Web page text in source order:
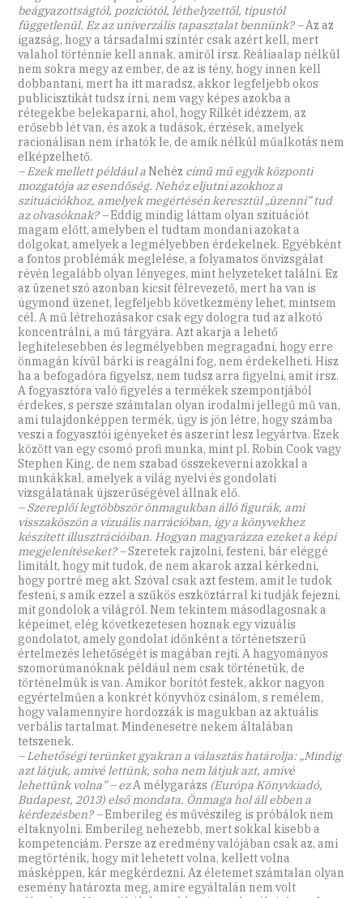
beágyazottságtól, pozíciótól, léthelyzettől, típustól
függetlenül. Ez az univerzális tapasztalat bennünk? –Az az
igazság, hogy a társadalmi színtér csak azért kell, mert
valahol történnie kell annak, amiről írsz. Reáliaalap nélkül
nem sokra megy az ember, de az is tény, hogy innen kell
dobbantani, mert ha itt maradsz, akkor legfeljebb okos
publicisztikát tudsz írni, nem vagy képes azokba a
rétegekbe belekaparni, ahol, hogy Rilkét idézzem, az
erősebb lét van, és azok a tudások, érzések, amelyek
racionálisan nem írhatók le, de amik nélkül műalkotás nem
elképzelhető.
– Ezek mellett például aNehéz című mű egyik központi
mozgatója az esendőség. Nehéz eljutni azokhoz a
szituációkhoz, amelyek megértésén keresztül „üzenni” tud
az olvasóknak? –Eddig mindig láttam olyan szituációt
magam előtt, amelyben el tudtam mondani azokat a
dolgokat, amelyek a legmélyebben érdekelnek. Egyébként
a fontos problémák meglelése, a folyamatos önvizsgálat
révén legalább olyan lényeges, mint helyzeteket találni. Ez
az üzenet szó azonban kicsit félrevezető, mert ha van is
úgymond üzenet, legfeljebb következmény lehet, mintsem
cél. A mű létrehozásakor csak egy dologra tud az alkotó
koncentrálni, a mű tárgyára. Azt akarja a lehető
leghitelesebben és legmélyebben megragadni, hogy erre
önmagán kívül bárki is reagálni fog, nem érdekelheti. Hisz
ha a befogadóra figyelsz, nem tudsz arra figyelni, amit írsz.
A fogyasztóra való figyelés a termékek szempontjából
érdekes, s persze számtalan olyan irodalmi jellegű mű van,
ami tulajdonképpen termék, úgy is jön létre, hogy számba
veszi a fogyasztói igényeket és aszerint lesz legyártva. Ezek
között van egy csomó profi munka, mint pl. Robin Cook vagy
Stephen King, de nem szabad összekeverni azokkal a
munkákkal, amelyek a világ nyelvi és gondolati
vizsgálatának újszerűségével állnak elő.
– Szereplői legtöbbször önmagukban álló figurák, ami
visszaköszön a vizuális narrációban, így a könyvekhez
készített illusztrációiban. Hogyan magyarázza ezeket a képi
megjelenítéseket? –Szeretek rajzolni, festeni, bár eléggé
limitált, hogy mit tudok, de nem akarok azzal kérkedni,
hogy portré meg akt. Szóval csak azt festem, amit le tudok
festeni, s amik ezzel a szűkös eszköztárral ki tudják fejezni,
mit gondolok a világról. Nem tekintem másodlagosnak a
képeimet, elég következetesen hoznak egy vizuális
gondolatot, amely gondolat időnként a történetszerű
értelmezés lehetőségét is magában rejti. A hagyományos
szomorúmanóknak például nem csak történetük, de
történelmük is van. Amikor borítót festek, akkor nagyon
egyértelműen a konkrét könyvhöz csinálom, s remélem,
hogy valamennyire hordozzák is magukban az aktuális
verbális tartalmat. Mindenesetre nekem általában
tetszenek.
– Lehetőségi terünket gyakran a választás határolja: „Mindig
azt látjuk, amivé lettünk, soha nem látjuk azt, amivé
lehettünk volna” – ezA mélygarázs (Európa Könyvkiadó,
Budapest, 2013) első mondata. Önmaga hol áll ebben a
kérdezésben? –Emberileg és művészileg is próbálok nem
eltaknyolni. Emberileg nehezebb, mert sokkal kisebb a
kompetenciám. Persze az eredmény valójában csak az, ami
megtörténik, hogy mit lehetett volna, kellett volna
másképpen, kár megkérdezni. Az életemet számtalan olyan
esemény határozta meg, amire egyáltalán nem volt